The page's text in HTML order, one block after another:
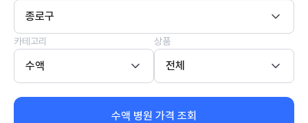
종로구
카테고리
수액
상품
전체
수액 병원 가격 조회